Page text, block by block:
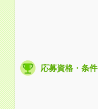
応募資格・条件